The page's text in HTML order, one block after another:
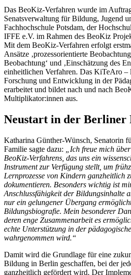
Das BeoKiz-Verfahren wurde im
Senatsverwaltung für Bildung, Jugend
Fachhochschule Potsdam, der
IFFE e.V. im Rahmen des BeoKiz
Mit dem BeoKiz-Verfahren erfolgt
Ansätze ‚prozessorientierte
Beobachtung‘ und ‚Einschätzung des
einheitlichen Verfahren. Das KiTeAro
Forschung und Entwicklung in der
erarbeitet und bildet nach und nach
Multiplikator:innen aus.
Neustart in der
Katharina Günther-Wünsch, Senatorin
Familie sagte dazu:
„Ich freue mich
BeoKiz-Verfahrens, das uns ein
Instrument zur Verfügung stellt, um
Lernprozesse von Kindern ganzheitlich
dokumentieren. Besonders wichtig ist
Anschlussfähigkeit der Bildungsinhalte
nur ein gelungener Übergang
Bildungsbiografie. Mein besonderer
deren enge Zusammenarbeit es
echte Unterstützung in der
wahrgenommen wird.“
Damit wird die Grundlage für eine
Bildung in Berlin geschaffen, bei der
ganzheitlich gefördert wird. Der